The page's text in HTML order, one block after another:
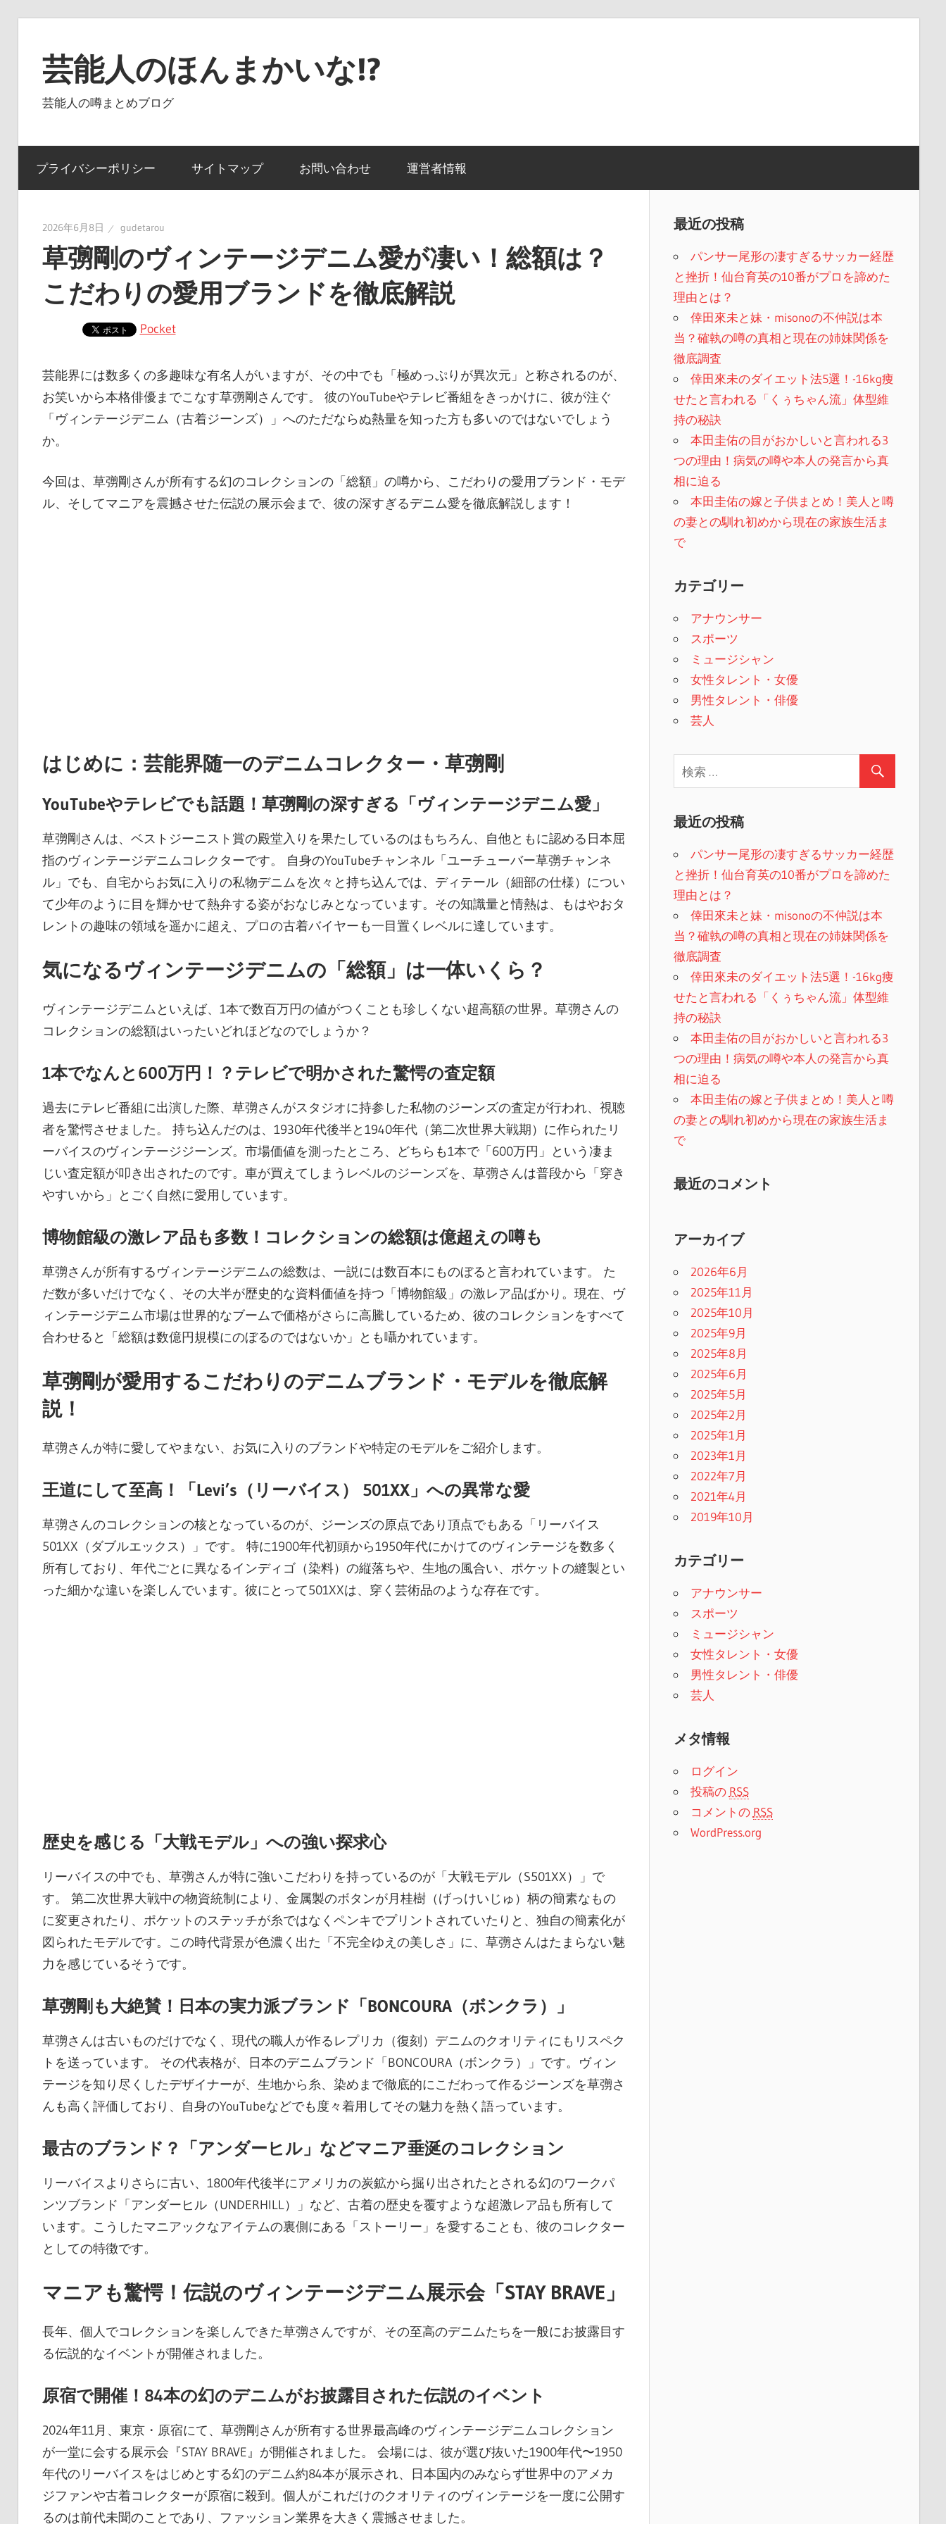
ス
ッ
芸能人のほんまかいな!?
芸能人の噂まとめブログ
プライバシーポリシー サイトマップ お問い合わせ 運営者情報
2026年6月8日 gudetarou
草彅剛のヴィンテージデニム愛が凄い！総額は？
こだわりの愛用ブランドを徹底解説
Pocket
芸能界には数多くの多趣味な有名人がいますが、その中でも「極めっぷりが異次元」と称されるのが、
お笑いから本格俳優までこなす草彅剛さんです。 彼のYouTubeやテレビ番組をきっかけに、彼が注ぐ
「ヴィンテージデニム（古着ジーンズ）」へのただならぬ熱量を知った方も多いのではないでしょう
か。
今回は、草彅剛さんが所有する幻のコレクションの「総額」の噂から、こだわりの愛用ブランド・モデ
ル、そしてマニアを震撼させた伝説の展示会まで、彼の深すぎるデニム愛を徹底解説します！
はじめに：芸能界随一のデニムコレクター・草彅剛
YouTubeやテレビでも話題！草彅剛の深すぎる「ヴィンテージデニム愛」
草彅剛さんは、ベストジーニスト賞の殿堂入りを果たしているのはもちろん、自他ともに認める日本屈
指のヴィンテージデニムコレクターです。 自身のYouTubeチャンネル「ユーチューバー草彅チャンネ
ル」でも、自宅からお気に入りの私物デニムを次々と持ち込んでは、ディテール（細部の仕様）につい
て少年のように目を輝かせて熱弁する姿がおなじみとなっています。その知識量と情熱は、もはやおタ
レントの趣味の領域を遥かに超え、プロの古着バイヤーも一目置くレベルに達しています。
気になるヴィンテージデニムの「総額」は一体いくら？
ヴィンテージデニムといえば、1本で数百万円の値がつくことも珍しくない超高額の世界。草彅さんの
コレクションの総額はいったいどれほどなのでしょうか？
1本でなんと600万円！？テレビで明かされた驚愕の査定額
過去にテレビ番組に出演した際、草彅さんがスタジオに持参した私物のジーンズの査定が行われ、視聴
者を驚愕させました。 持ち込んだのは、1930年代後半と1940年代（第二次世界大戦期）に作られたリ
ーバイスのヴィンテージジーンズ。市場価値を測ったところ、どちらも1本で「600万円」という凄ま
じい査定額が叩き出されたのです。車が買えてしまうレベルのジーンズを、草彅さんは普段から「穿き
やすいから」とごく自然に愛用しています。
博物館級の激レア品も多数！コレクションの総額は億超えの噂も
草彅さんが所有するヴィンテージデニムの総数は、一説には数百本にものぼると言われています。 た
だ数が多いだけでなく、その大半が歴史的な資料価値を持つ「博物館級」の激レア品ばかり。現在、ヴ
ィンテージデニム市場は世界的なブームで価格がさらに高騰しているため、彼のコレクションをすべて
合わせると「総額は数億円規模にのぼるのではないか」とも囁かれています。
草彅剛が愛用するこだわりのデニムブランド・モデルを徹底解
説！
草彅さんが特に愛してやまない、お気に入りのブランドや特定のモデルをご紹介します。
王道にして至高！「Levi’s（リーバイス） 501XX」への異常な愛
草彅さんのコレクションの核となっているのが、ジーンズの原点であり頂点でもある「リーバイス
501XX（ダブルエックス）」です。 特に1900年代初頭から1950年代にかけてのヴィンテージを数多く
所有しており、年代ごとに異なるインディゴ（染料）の縦落ちや、生地の風合い、ポケットの縫製とい
った細かな違いを楽しんでいます。彼にとって501XXは、穿く芸術品のような存在です。
歴史を感じる「大戦モデル」への強い探求心
リーバイスの中でも、草彅さんが特に強いこだわりを持っているのが「大戦モデル（S501XX）」で
す。 第二次世界大戦中の物資統制により、金属製のボタンが月桂樹（げっけいじゅ）柄の簡素なもの
に変更されたり、ポケットのステッチが糸ではなくペンキでプリントされていたりと、独自の簡素化が
図られたモデルです。この時代背景が色濃く出た「不完全ゆえの美しさ」に、草彅さんはたまらない魅
力を感じているそうです。
草彅剛も大絶賛！日本の実力派ブランド「BONCOURA（ボンクラ）」
草彅さんは古いものだけでなく、現代の職人が作るレプリカ（復刻）デニムのクオリティにもリスペク
トを送っています。 その代表格が、日本のデニムブランド「BONCOURA（ボンクラ）」です。ヴィン
テージを知り尽くしたデザイナーが、生地から糸、染めまで徹底的にこだわって作るジーンズを草彅さ
んも高く評価しており、自身のYouTubeなどでも度々着用してその魅力を熱く語っています。
最古のブランド？「アンダーヒル」などマニア垂涎のコレクション
リーバイスよりさらに古い、1800年代後半にアメリカの炭鉱から掘り出されたとされる幻のワークパ
ンツブランド「アンダーヒル（UNDERHILL）」など、古着の歴史を覆すような超激レア品も所有して
います。こうしたマニアックなアイテムの裏側にある「ストーリー」を愛することも、彼のコレクター
としての特徴です。
マニアも驚愕！伝説のヴィンテージデニム展示会「STAY BRAVE」
長年、個人でコレクションを楽しんできた草彅さんですが、その至高のデニムたちを一般にお披露目す
る伝説的なイベントが開催されました。
原宿で開催！84本の幻のデニムがお披露目された伝説のイベント
2024年11月、東京・原宿にて、草彅剛さんが所有する世界最高峰のヴィンテージデニムコレクション
が一堂に会する展示会『STAY BRAVE』が開催されました。 会場には、彼が選び抜いた1900年代〜1950
年代のリーバイスをはじめとする幻のデニム約84本が展示され、日本国内のみならず世界中のアメカ
ジファンや古着コレクターが原宿に殺到。個人がこれだけのクオリティのヴィンテージを一度に公開す
るのは前代未聞のことであり、ファッション業界を大きく震撼させました。
最近の投稿
パンサー尾形の凄すぎるサッカー経歴
と挫折！仙台育英の10番がプロを諦めた
理由とは？
倖田來未と妹・misonoの不仲説は本
当？確執の噂の真相と現在の姉妹関係を
徹底調査
倖田來未のダイエット法5選！-16kg痩
せたと言われる「くぅちゃん流」体型維
持の秘訣
本田圭佑の目がおかしいと言われる3
つの理由！病気の噂や本人の発言から真
相に迫る
本田圭佑の嫁と子供まとめ！美人と噂
の妻との馴れ初めから現在の家族生活ま
で
カテゴリー
アナウンサー
スポーツ
ミュージシャン
女性タレント・女優
男性タレント・俳優
芸人
最近の投稿
パンサー尾形の凄すぎるサッカー経歴
と挫折！仙台育英の10番がプロを諦めた
理由とは？
倖田來未と妹・misonoの不仲説は本
当？確執の噂の真相と現在の姉妹関係を
徹底調査
倖田來未のダイエット法5選！-16kg痩
せたと言われる「くぅちゃん流」体型維
持の秘訣
本田圭佑の目がおかしいと言われる3
つの理由！病気の噂や本人の発言から真
相に迫る
本田圭佑の嫁と子供まとめ！美人と噂
の妻との馴れ初めから現在の家族生活ま
で
最近のコメント
アーカイブ
2026年6月
2025年11月
2025年10月
2025年9月
2025年8月
2025年6月
2025年5月
2025年2月
2025年1月
2023年1月
2022年7月
2021年4月
2019年10月
カテゴリー
アナウンサー
スポーツ
ミュージシャン
女性タレント・女優
男性タレント・俳優
芸人
メタ情報
ログイン
投稿の RSS
コメントの RSS
WordPress.org